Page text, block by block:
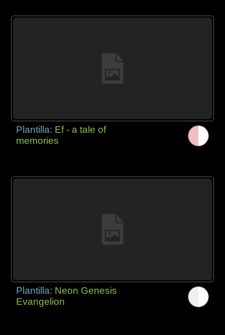
Plantilla: Ef - a tale of
memories
Plantilla: Neon Genesis
Evangelion